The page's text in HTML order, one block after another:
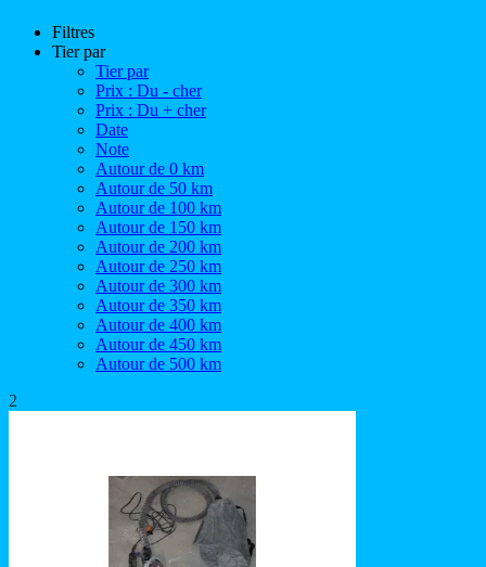
Filtres
Tier par
Tier par
Prix : Du - cher
Prix : Du + cher
Date
Note
Autour de 0 km
Autour de 50 km
Autour de 100 km
Autour de 150 km
Autour de 200 km
Autour de 250 km
Autour de 300 km
Autour de 350 km
Autour de 400 km
Autour de 450 km
Autour de 500 km
2